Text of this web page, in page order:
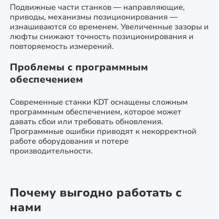
Подвижные части станков — направляющие,
приводы, механизмы позиционирования —
изнашиваются со временем. Увеличенные зазоры и
люфты снижают точность позиционирования и
повторяемость измерений.
Проблемы с программным
обеспечением
Современные станки KDT оснащены сложным
программным обеспечением, которое может
давать сбои или требовать обновления.
Программные ошибки приводят к некорректной
работе оборудования и потере
производительности.
Почему выгодно работать с
нами